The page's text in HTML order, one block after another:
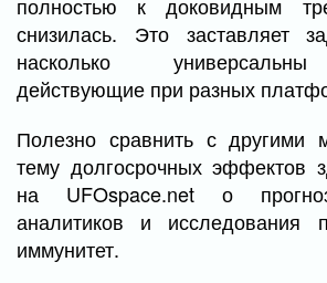
снизилась. Это заставляет
насколько
действующие при разных
Полезно сравнить с другими
тему долгосрочных эффектов
на UFOspace.net о
аналитиков и
иммунитет.